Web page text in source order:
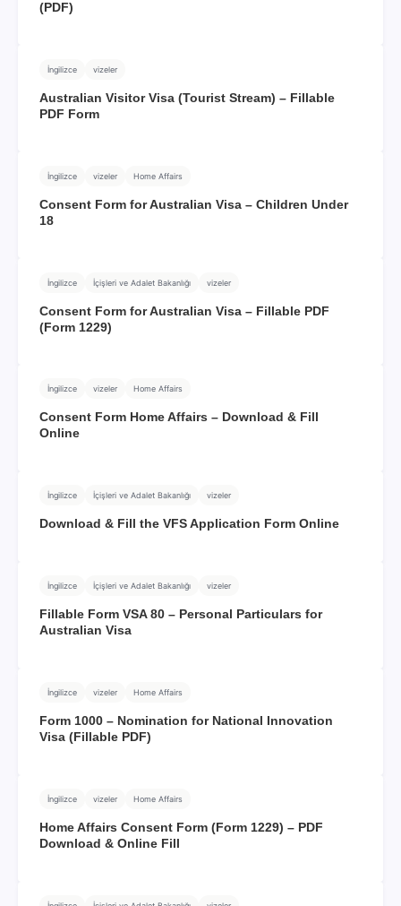
(PDF)
İngilizce vizeler
Australian Visitor Visa (Tourist Stream) – Fillable
PDF Form
İngilizce vizeler Home Affairs
Consent Form for Australian Visa – Children Under
18
İngilizce İçişleri ve Adalet Bakanlığı vizeler
Consent Form for Australian Visa – Fillable PDF
(Form 1229)
İngilizce vizeler Home Affairs
Consent Form Home Affairs – Download & Fill
Online
İngilizce İçişleri ve Adalet Bakanlığı vizeler
Download & Fill the VFS Application Form Online
İngilizce İçişleri ve Adalet Bakanlığı vizeler
Fillable Form VSA 80 – Personal Particulars for
Australian Visa
İngilizce vizeler Home Affairs
Form 1000 – Nomination for National Innovation
Visa (Fillable PDF)
İngilizce vizeler Home Affairs
Home Affairs Consent Form (Form 1229) – PDF
Download & Online Fill